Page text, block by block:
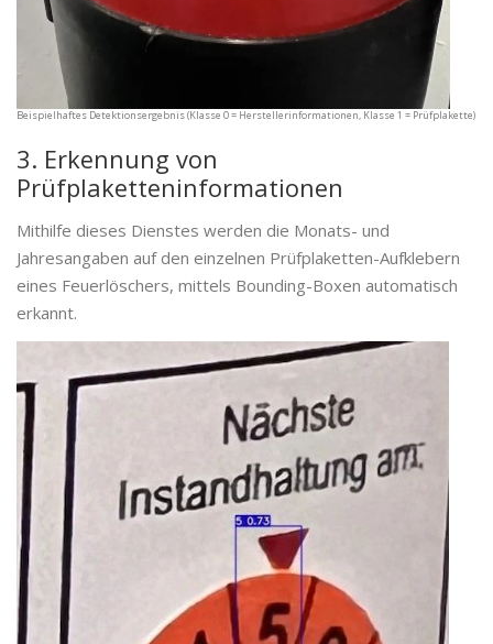
Beispielhaftes Detektionsergebnis (Klasse 0 = Herstellerinformationen, Klasse 1 = Prüfplakette)
3. Erkennung von
Prüfplaketteninformationen
Mithilfe dieses Dienstes werden die Monats- und
Jahresangaben auf den einzelnen Prüfplaketten-Aufklebern
eines Feuerlöschers, mittels Bounding-Boxen automatisch
erkannt.